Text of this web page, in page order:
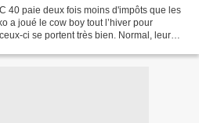
40 paie deux fois moins d'impôts que les
a joué le cow boy tout l’hiver pour
ci se portent très bien. Normal, leur